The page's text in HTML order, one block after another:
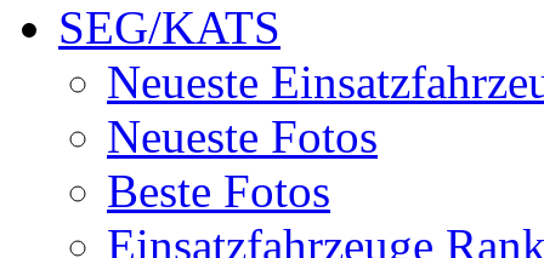
SEG/KATS
Neueste
Neueste Fotos
Beste Fotos
Einsatzfahrzeuge